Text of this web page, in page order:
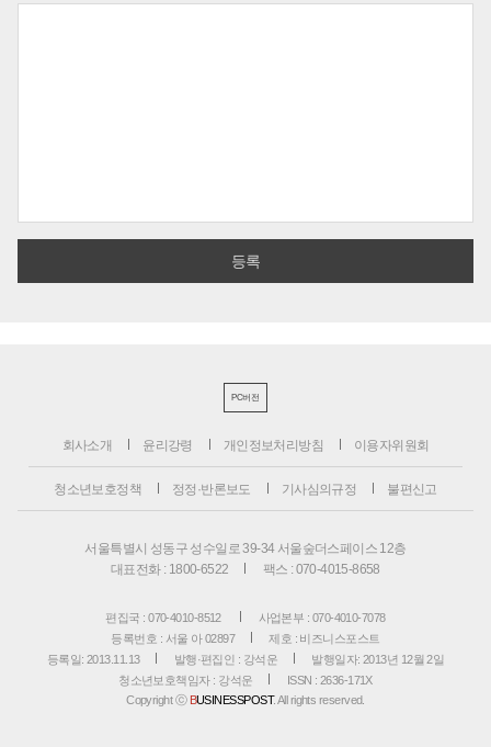
PC버전
회사소개 윤리강령 개인정보처리방침 이용자위원회
청소년보호정책 정정·반론보도 기사심의규정 불편신고
서울특별시 성동구 성수일로 39-34 서울숲더스페이스 12층
대표전화 : 1800-6522
팩스 : 070-4015-8658
편집국 : 070-4010-8512
사업본부 : 070-4010-7078
등록번호 : 서울 아 02897
제호 : 비즈니스포스트
등록일: 2013.11.13
발행·편집인 : 강석운
발행일자: 2013년 12월 2일
청소년보호책임자 : 강석운
ISSN : 2636-171X
Copyright ⓒ BUSINESSPOST. All rights reserved.